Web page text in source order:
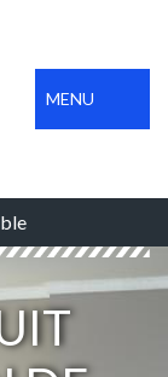
MENU